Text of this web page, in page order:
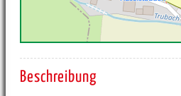
Beschreibung